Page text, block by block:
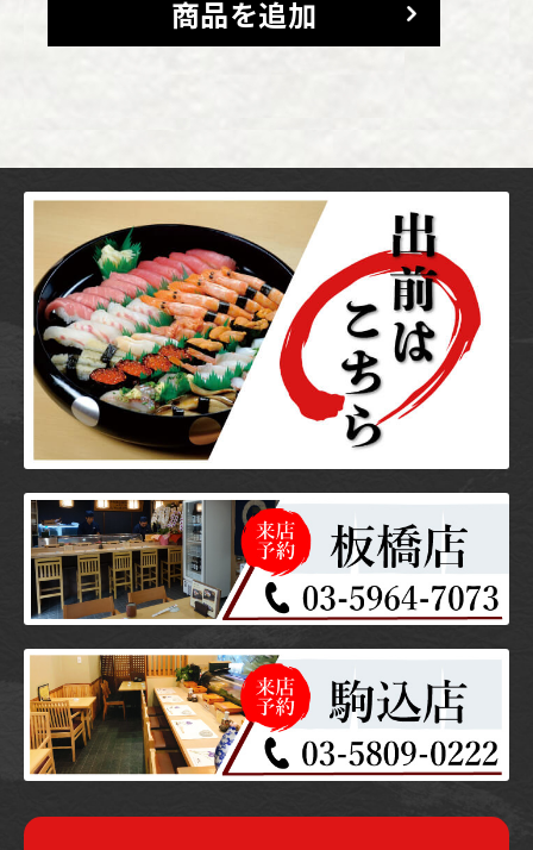
商品を追加